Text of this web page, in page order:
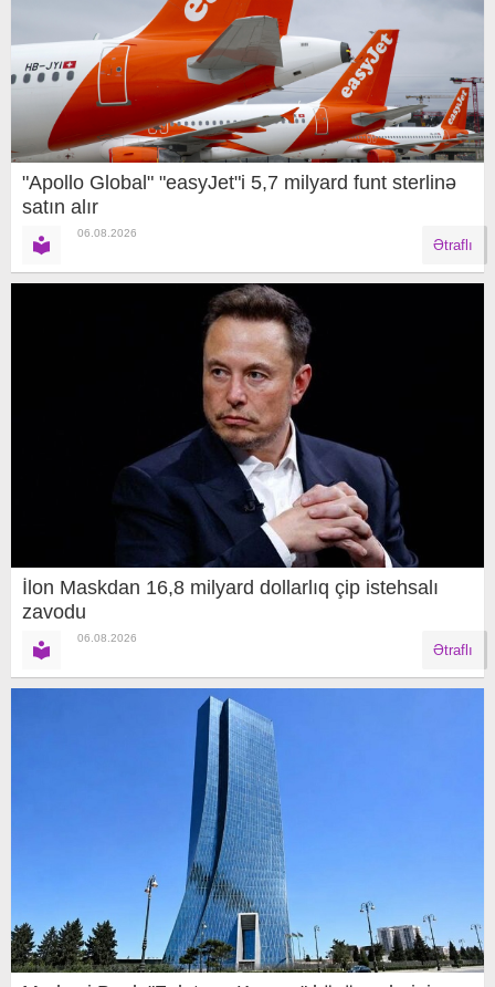
"Apollo Global" "easyJet"i 5,7 milyard funt sterlinə
satın alır
06.08.2026
Ətraflı
İlon Maskdan 16,8 milyard dollarlıq çip istehsalı
zavodu
06.08.2026
Ətraflı